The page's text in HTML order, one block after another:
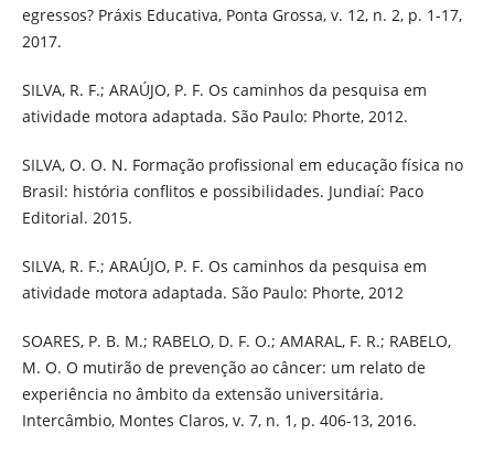
egressos? Práxis Educativa, Ponta Grossa, v. 12, n. 2, p. 1-17,
2017.
SILVA, R. F.; ARAÚJO, P. F. Os caminhos da pesquisa em
atividade motora adaptada. São Paulo: Phorte, 2012.
SILVA, O. O. N. Formação profissional em educação física no
Brasil: história conflitos e possibilidades. Jundiaí: Paco
Editorial. 2015.
SILVA, R. F.; ARAÚJO, P. F. Os caminhos da pesquisa em
atividade motora adaptada. São Paulo: Phorte, 2012
SOARES, P. B. M.; RABELO, D. F. O.; AMARAL, F. R.; RABELO,
M. O. O mutirão de prevenção ao câncer: um relato de
experiência no âmbito da extensão universitária.
Intercâmbio, Montes Claros, v. 7, n. 1, p. 406-13, 2016.